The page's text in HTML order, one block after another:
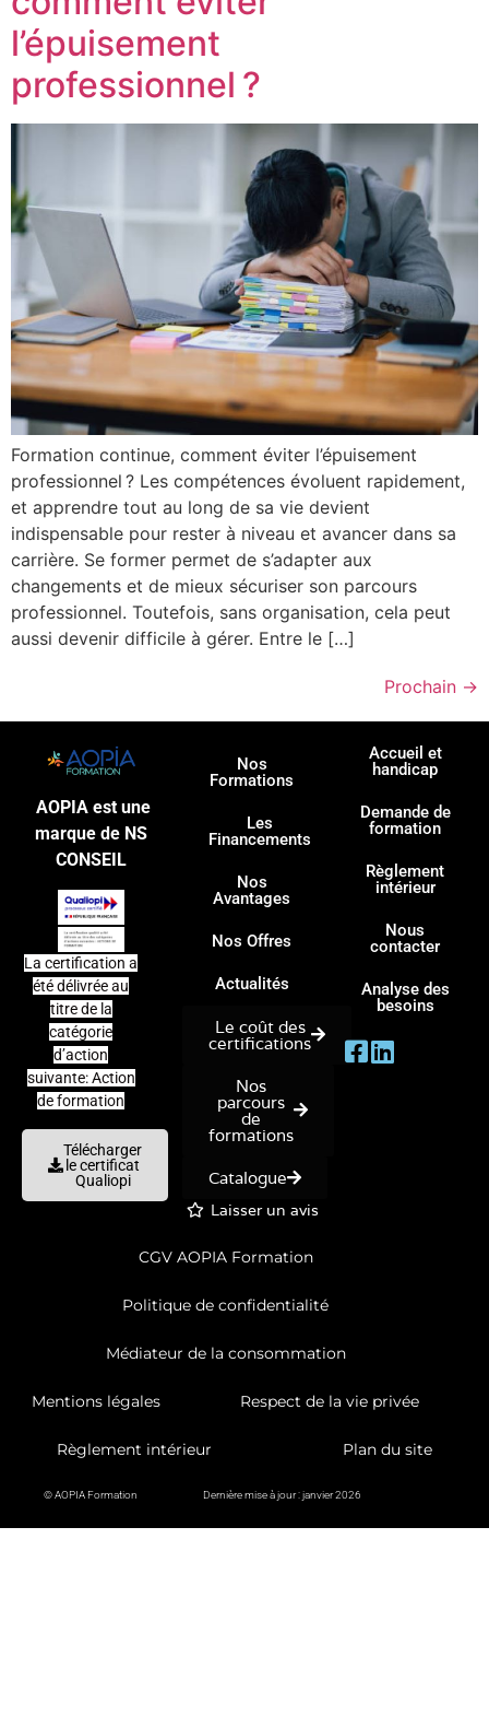
l’épuisement
professionnel ?
Formation continue, comment éviter l’épuisement
professionnel ? Les compétences évoluent rapidement,
et apprendre tout au long de sa vie devient
indispensable pour rester à niveau et avancer dans sa
carrière. Se former permet de s’adapter aux
changements et de mieux sécuriser son parcours
professionnel. Toutefois, sans organisation, cela peut
aussi devenir difficile à gérer. Entre le […]
Prochain →
AOPIA est une
marque de NS
CONSEIL
La certification a
été délivrée au
titre de la
catégorie
d’action
suivante: Action
de formation
Télécharger
le certificat
Qualiopi
Nos
Formations
Les
Financements
Nos
Avantages
Nos Offres
Actualités
Le coût des
certifications
Nos
parcours
de
formations
Catalogue
Laisser un avis
Accueil et
handicap
Demande de
formation
Règlement
intérieur
Nous
contacter
Analyse des
besoins
CGV AOPIA Formation
Politique de confidentialité
Médiateur de la consommation
Mentions légales Respect de la vie privée
Règlement intérieur Plan du site
© AOPIA Formation Dernière mise à jour : janvier 2026